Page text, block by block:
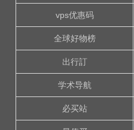
vps优惠码
全球好物榜
出行訂
学术导航
必买站